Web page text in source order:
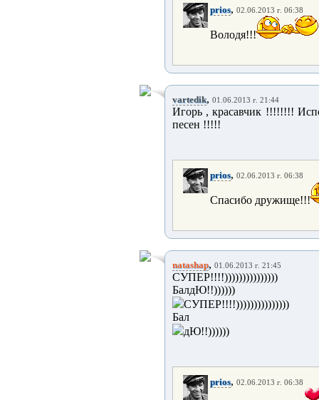
prios, 02.06.2013 г. 06:38
Володя!!!
vartedik, 01.06.2013 г. 21:44
Игорь , красавчик !!!!!!!!
песен !!!!!
prios, 02.06.2013 г. 06:38
Спасибо дружище!!!
natashap, 01.06.2013 г. 21:45
СУПЕР!!!!)))))))))))))))
БалдЮ!!))))))
СУПЕР!!!!)))))))))))))))
Бал
дЮ!!))))))
prios, 02.06.2013 г. 06:38